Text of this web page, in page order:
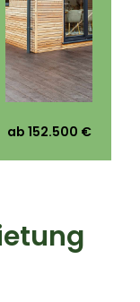
ab 152.500 €